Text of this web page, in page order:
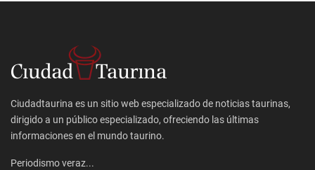
Ciudadtaurina es un sitio web especializado de noticias taurinas,
dirigido a un público especializado, ofreciendo las últimas
informaciones en el mundo taurino.
Periodismo veraz...